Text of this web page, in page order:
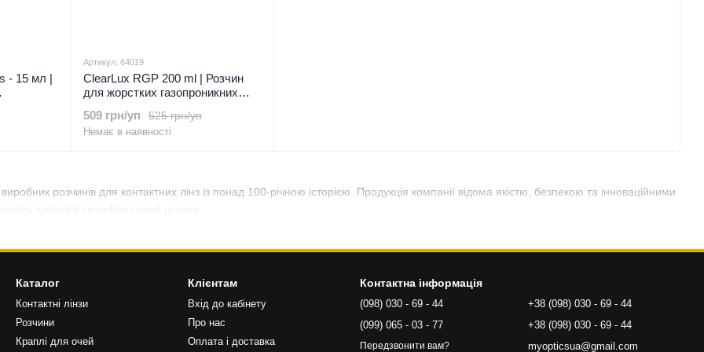
виробник розчинів для контактних лінз із понад 100-річною історією. Продукція компанії відома якістю, безпекою та інноваційними
здоров’я і комфорт очей щодня.
- 15 мл |
Артикул: 64019
ClearLux RGP 200 ml | Розчин
для жорстких газопроникних
525 грн/уп
509 грн/уп
Немає в наявності
Каталог
Контактні лінзи
Розчини
Краплі для очей
Клієнтам
Вхід до кабінету
Про нас
Оплата і доставка
Контактна інформація
(098) 030 - 69 - 44
(099) 065 - 03 - 77
Передзвонити вам?
+38 (098) 030 - 69 - 44
+38 (098) 030 - 69 - 44
myopticsua@gmail.com